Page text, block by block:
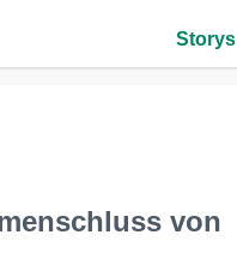
Storys
von